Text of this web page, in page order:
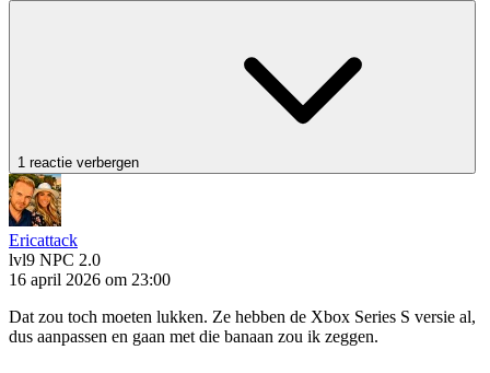
1 reactie verbergen
Ericattack
lvl9 NPC 2.0
16 april 2026 om 23:00
Dat zou toch moeten lukken. Ze hebben de Xbox Series S versie al,
dus aanpassen en gaan met die banaan zou ik zeggen.